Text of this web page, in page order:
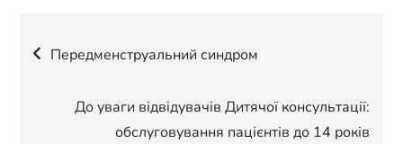
Навігація
записів
Передменструальний синдром
До уваги відвідувачів Дитячої консультації:
обслуговування пацієнтів до 14 років